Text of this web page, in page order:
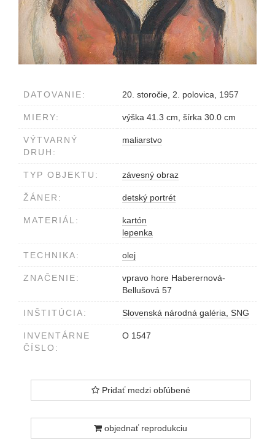
DATOVANIE: 20. storočie, 2. polovica, 1957
MIERY: výška 41.3 cm, šírka 30.0 cm
VÝTVARNÝ
DRUH:
maliarstvo
TYP OBJEKTU: závesný obraz
ŽÁNER: detský portrét
MATERIÁL:
kartón
lepenka
TECHNIKA: olej
ZNAČENIE:
vpravo hore Haberernová-
Bellušová 57
INŠTITÚCIA: Slovenská národná galéria, SNG
INVENTÁRNE
ČÍSLO:
O 1547
Pridať medzi obľúbené
objednať reprodukciu